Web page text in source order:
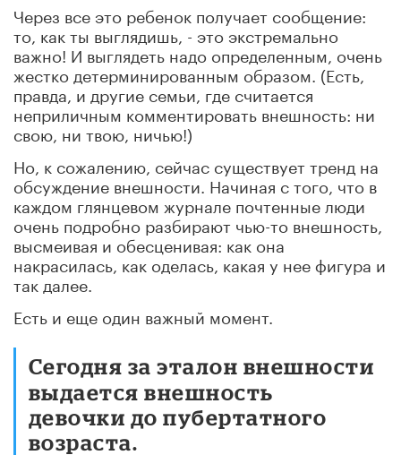
Через все это ребенок получает сообщение:
то, как ты выглядишь, - это экстремально
важно! И выглядеть надо определенным, очень
жестко детерминированным образом. (Есть,
правда, и другие семьи, где считается
неприличным комментировать внешность: ни
свою, ни твою, ничью!)
Но, к сожалению, сейчас существует тренд на
обсуждение внешности. Начиная с того, что в
каждом глянцевом журнале почтенные люди
очень подробно разбирают чью-то внешность,
высмеивая и обесценивая: как она
накрасилась, как оделась, какая у нее фигура и
так далее.
Есть и еще один важный момент.
Сегодня за эталон внешности
выдается внешность
девочки до пубертатного
возраста.